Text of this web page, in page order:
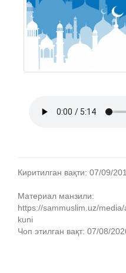
Киритилган вақти: 07/09/
Материал манзили:
https://sammuslim.uz/
kuni
Чоп этилган вақт: 07/08/